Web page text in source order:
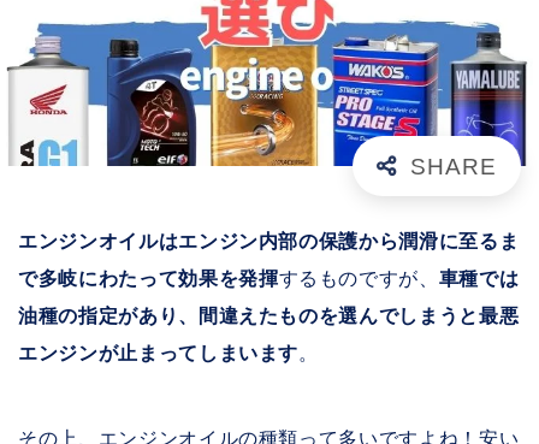
エンジンオイルはエンジン内部の保護から潤滑に至るま
で多岐にわたって効果を発揮するものですが、 車種では
油種の指定があり、間違えたものを選んでしまうと最悪
エンジンが止まってしまいます
その上、エンジンオイルの種類って多いですよね！安い